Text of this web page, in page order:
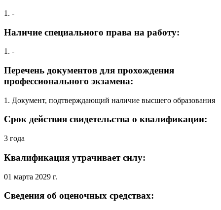
1. -
Наличие специального права на работу:
1. -
Перечень документов для прохождения
профессионального экзамена:
1. Документ, подтверждающий наличие высшего образования
Срок действия свидетельства о квалификации:
3 года
Квалификация утрачивает силу:
01 марта 2029 г.
Сведения об оценочных средствах: